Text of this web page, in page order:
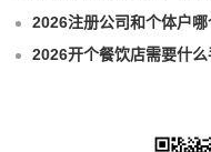
2026注册公司和个体户哪
2026开个餐饮店需要什么